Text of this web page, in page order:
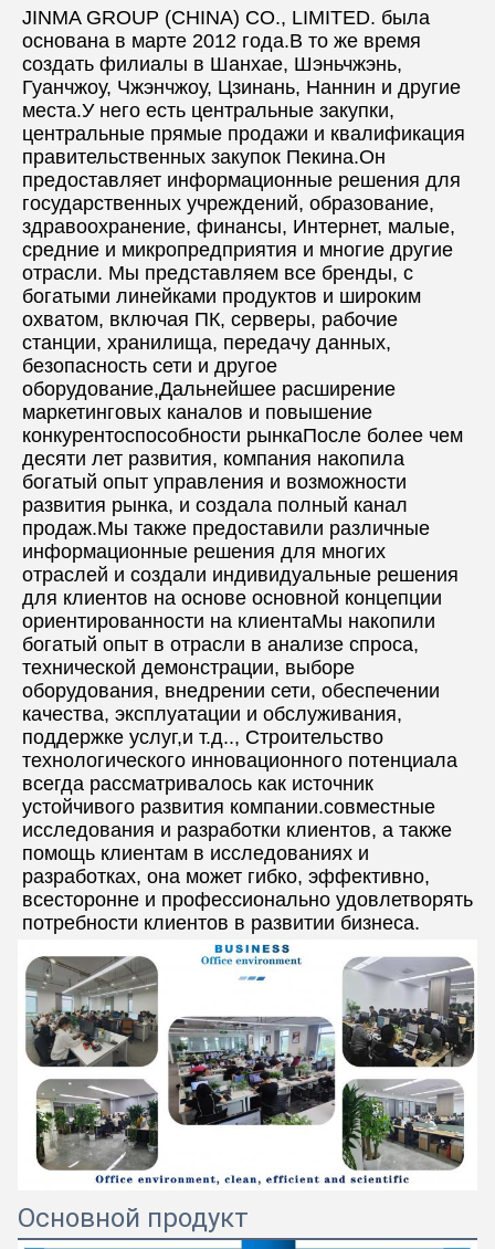
JINMA GROUP (CHINA) CO., LIMITED. была
основана в марте 2012 года.В то же время
создать филиалы в Шанхае, Шэньчжэнь,
Гуанчжоу, Чжэнчжоу, Цзинань, Наннин и другие
места.У него есть центральные закупки,
центральные прямые продажи и квалификация
правительственных закупок Пекина.Он
предоставляет информационные решения для
государственных учреждений, образование,
здравоохранение, финансы, Интернет, малые,
средние и микропредприятия и многие другие
отрасли. Мы представляем все бренды, с
богатыми линейками продуктов и широким
охватом, включая ПК, серверы, рабочие
станции, хранилища, передачу данных,
безопасность сети и другое
оборудование,Дальнейшее расширение
маркетинговых каналов и повышение
конкурентоспособности рынкаПосле более чем
десяти лет развития, компания накопила
богатый опыт управления и возможности
развития рынка, и создала полный канал
продаж.Мы также предоставили различные
информационные решения для многих
отраслей и создали индивидуальные решения
для клиентов на основе основной концепции
ориентированности на клиентаМы накопили
богатый опыт в отрасли в анализе спроса,
технической демонстрации, выборе
оборудования, внедрении сети, обеспечении
качества, эксплуатации и обслуживания,
поддержке услуг,и т.д.., Строительство
технологического инновационного потенциала
всегда рассматривалось как источник
устойчивого развития компании.совместные
исследования и разработки клиентов, а также
помощь клиентам в исследованиях и
разработках, она может гибко, эффективно,
всесторонне и профессионально удовлетворять
потребности клиентов в развитии бизнеса.
Основной продукт